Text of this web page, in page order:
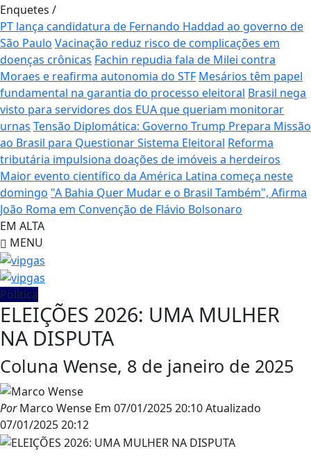
Enquetes /
PT lança candidatura de Fernando Haddad ao governo de
São Paulo Vacinação reduz risco de complicações em
doenças crônicas Fachin repudia fala de Milei contra
Moraes e reafirma autonomia do STF Mesários têm papel
fundamental na garantia do processo eleitoral Brasil nega
visto para servidores dos EUA que queriam monitorar
urnas Tensão Diplomática: Governo Trump Prepara Missão
ao Brasil para Questionar Sistema Eleitoral Reforma
tributária impulsiona doações de imóveis a herdeiros
Maior evento científico da América Latina começa neste
domingo "A Bahia Quer Mudar e o Brasil Também", Afirma
João Roma em Convenção de Flávio Bolsonaro
EM ALTA
MENU
Política
ELEIÇÕES 2026: UMA MULHER
NA DISPUTA
Coluna Wense, 8 de janeiro de 2025
PorMarco Wense Em 07/01/2025 20:10Atualizado
07/01/2025 20:12